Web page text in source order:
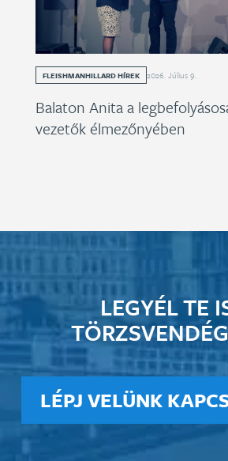
FLEISHMANHILLARD HÍREK 2026. Július9.
Balaton Anita a
vezetők élmezőnyében
LEGYÉL TE
LÉPJ VELÜNK